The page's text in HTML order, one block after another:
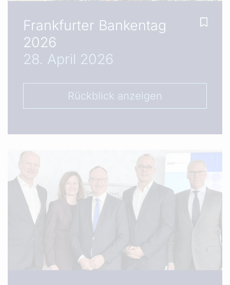
Frankfurter Bankentag
2026
28. April 2026
Rückblick anzeigen